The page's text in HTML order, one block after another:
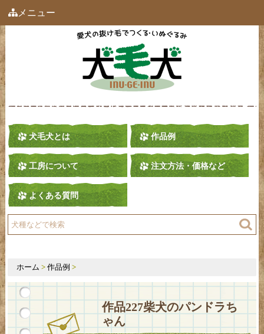
メニュー
犬毛犬とは 作品例
工房について 注文方法・価格など
よくある質問
ホーム > 作品例 >
作品227柴犬のパンドラち
ゃん